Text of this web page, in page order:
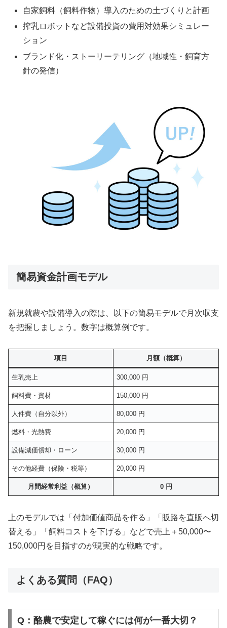
自家飼料（飼料作物）導入のための土づくりと計画
搾乳ロボットなど設備投資の費用対効果シミュレー
ション
ブランド化・ストーリーテリング（地域性・飼育方
針の発信）
簡易資金計画モデル
新規就農や設備導入の際は、以下の簡易モデルで月次収支
を把握しましょう。数字は概算例です。
項目 月額（概算）
生乳売上 300,000 円
飼料費・資材 150,000 円
人件費（自分以外） 80,000 円
燃料・光熱費 20,000 円
設備減価償却・ローン 30,000 円
その他経費（保険・税等） 20,000 円
月間経常利益（概算） 0 円
上のモデルでは「付加価値商品を作る」「販路を直販へ切
替える」「飼料コストを下げる」などで売上＋50,000〜
150,000円を目指すのが現実的な戦略です。
よくある質問（FAQ）
Q：酪農で安定して稼ぐには何が一番大切？